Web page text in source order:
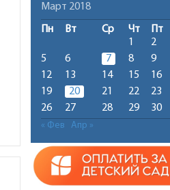
Март 2018
Пн Вт Ср Чт Пт
1
2
5
6 7 8 9
12
13 14 15 16
19
20 21 22 23
26
27 28 29 30
« Фев Апр »